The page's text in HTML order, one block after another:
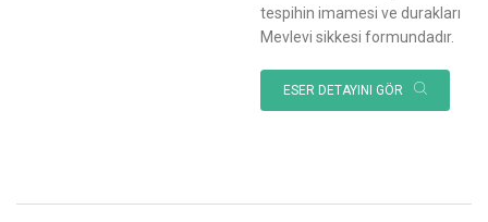
tespihin imamesi ve durakları
Mevlevi sikkesi formundadır.
ESER DETAYINI GÖR